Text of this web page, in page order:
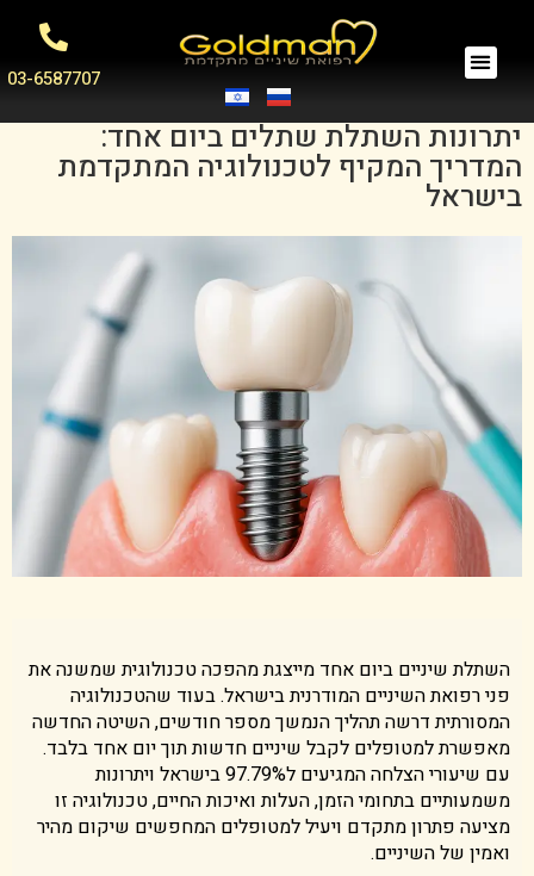
03-6587707
יתרונות השתלת שתלים ביום אחד:
המדריך המקיף לטכנולוגיה המתקדמת
בישראל
השתלת שיניים ביום אחד מייצגת מהפכה טכנולוגית שמשנה את
פני רפואת השיניים המודרנית בישראל. בעוד שהטכנולוגיה
המסורתית דרשה תהליך הנמשך מספר חודשים, השיטה החדשה
מאפשרת למטופלים לקבל שיניים חדשות תוך יום אחד בלבד.
עם שיעורי הצלחה המגיעים ל97.79% בישראל ויתרונות
משמעותיים בתחומי הזמן, העלות ואיכות החיים, טכנולוגיה זו
מציעה פתרון מתקדם ויעיל למטופלים המחפשים שיקום מהיר
ואמין של השיניים.